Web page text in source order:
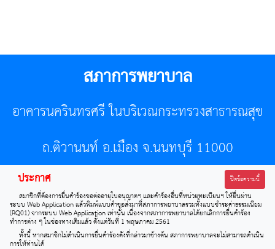
สภาการพยาบาล
อาคารนครินทรศรี ในบริเวณกระทรวงสาธารณสุข
ถ.ติวานนท์ อ.เมือง จ.นนทบุรี 11000
โทรศัพท์ 02-596-7500 โทรสาร 0-2589-7121 E-mail :
center@tnmc.or.th
All right reserved by www.tnmc.or.th
ประกาศ ปิดข้อความนี้
สมาชิกที่ต้องการยื่นคำร้องขอต่ออายุใบอนุญาตฯ และคำร้องอื่นที่หน่วยทะเบียนฯ ให้ยื่นผ่าน
ระบบ Web Application แล้วพิมพ์แบบคำขอส่งมาที่สภาการพยาบาลรวมทั้งแบบชำระค่าธรรมเนียม
(RQ01) จากระบบ Web Application เท่านั้น เนื่องจากสภาการพยาบาลได้ยกเลิกการยื่นคำร้อง
ทำการต่าง ๆ ในช่องทางเดิมแล้ว ตั้งแต่วันที่ 1 พฤษภาคม 2561
ทั้งนี้ หากสมาชิกไม่ดำเนินการยื่นคำร้องดังที่กล่าวมาข้างต้น สภาการพยาบาลจะไม่สามารถดำเนิน
การให้ท่านได้